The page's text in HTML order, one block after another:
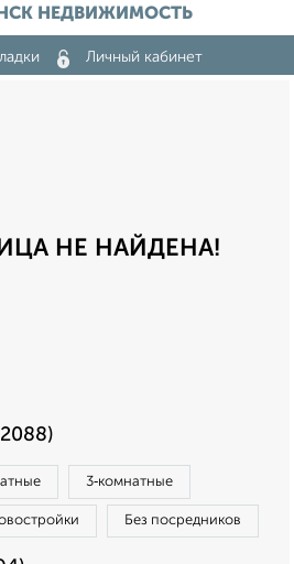
НЕДВИЖИМОСТЬ
Личный кабинет
НЕ НАЙДЕНА!
3‑комнатные
Без посредников